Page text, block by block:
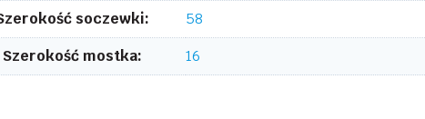
soczewki:
58
Szerokość mostka:
16